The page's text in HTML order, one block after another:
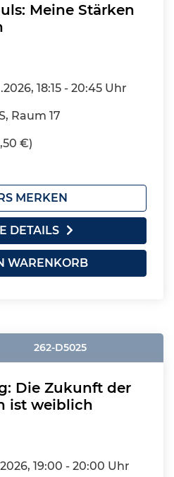
Meine Stärken
18:15 - 20:45 Uhr
Raum 17
€)
MERKEN
DETAILS
WARENKORB
262-D5025
Die Zukunft der
ist weiblich
19:00 - 20:00 Uhr